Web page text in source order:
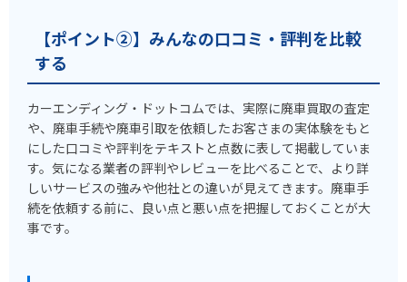
【ポイント②】みんなの口コミ・評判を比較
する
カーエンディング・ドットコムでは、実際に廃車買取の査定
や、廃車手続や廃車引取を依頼したお客さまの実体験をもと
にした口コミや評判をテキストと点数に表して掲載していま
す。気になる業者の評判やレビューを比べることで、より詳
しいサービスの強みや他社との違いが見えてきます。廃車手
続を依頼する前に、良い点と悪い点を把握しておくことが大
事です。